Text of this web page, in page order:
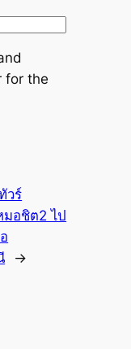
for the
วร์
มอชิต2 ไป
→